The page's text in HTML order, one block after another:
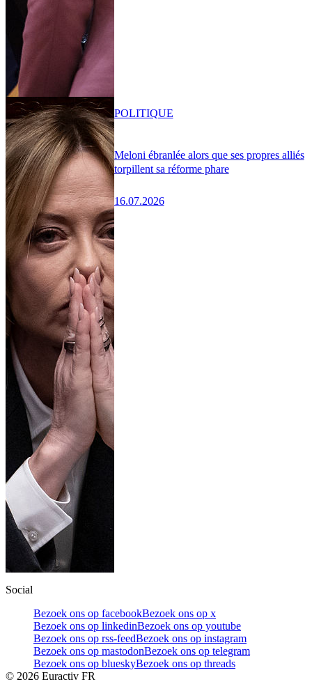
Meloni ébranlée alors que ses propres alliés
torpillent sa réforme phare
16.07.2026
POLITIQUE
Social
Bezoek ons op facebookBezoek ons op x
Bezoek ons op linkedinBezoek ons op youtube
Bezoek ons op rss-feedBezoek ons op instagram
Bezoek ons op mastodonBezoek ons op telegram
Bezoek ons op blueskyBezoek ons op threads
© 2026 Euractiv FR